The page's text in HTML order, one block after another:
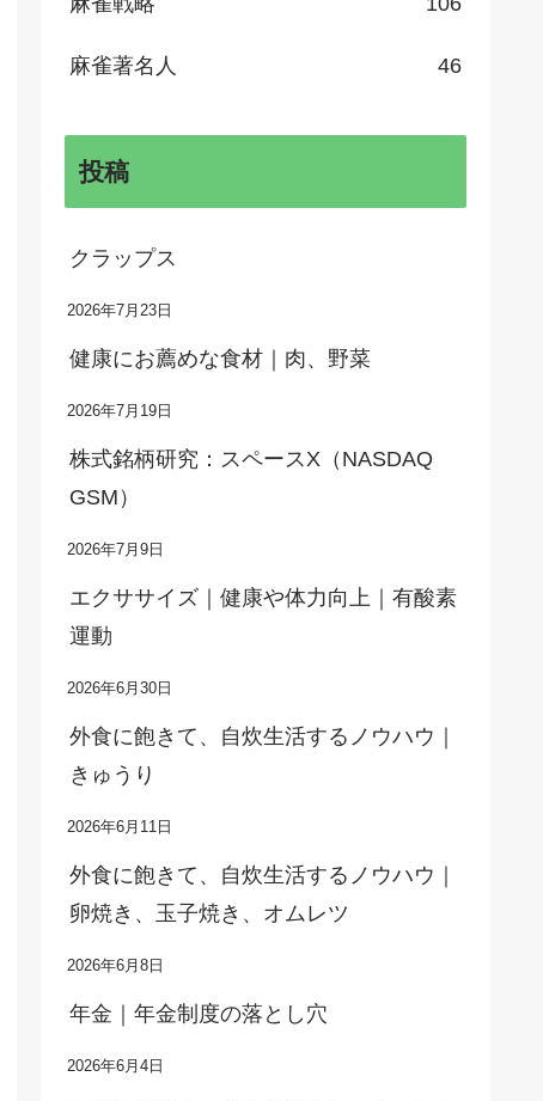
麻雀著名人 46
投稿
クラップス
2026年7月23日
健康にお薦めな食材｜肉、野菜
2026年7月19日
株式銘柄研究：スペースX（NASDAQ
GSM）
2026年7月9日
エクササイズ｜健康や体力向上｜有酸素
運動
2026年6月30日
外食に飽きて、自炊生活するノウハウ｜
きゅうり
2026年6月11日
外食に飽きて、自炊生活するノウハウ｜
卵焼き、玉子焼き、オムレツ
2026年6月8日
年金｜年金制度の落とし穴
2026年6月4日